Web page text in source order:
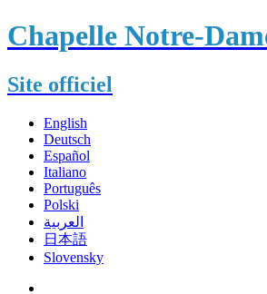
Chapelle Notre-
Site officiel
English
Deutsch
Español
Italiano
Português
Polski
العربية
日本語
Slovensky